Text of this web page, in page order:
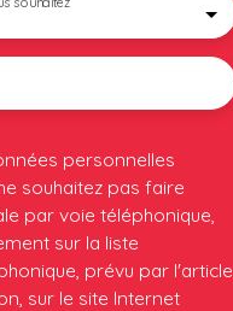
personnelles
souhaitez pas faire
par voie téléphonique,
sur la liste
prévu par l'article
sur le site Internet